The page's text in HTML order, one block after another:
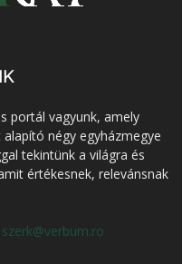
portál vagyunk, amely
négy egyházmegye
tekintünk a világra és
értékesnek, relevánsnak
szerk@verbum.ro